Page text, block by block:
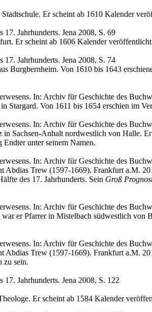
Er scheint ab 1610 Kalender
Jahrhunderts. Jena 2008, S. 69
Er scheint ab 1606 Kalender
Jahrhunderts. Jena 2008, S. 74
Burgbernheim. Von 1610 bis 1643
In: Archiv für Geschichte des
Stargard. Von 1611 bis 1654 erschien im
In: Archiv für Geschichte des
Sachsen-Anhalt nordwestlich von Halle.
unter seinem Namen.
In: Archiv für Geschichte des
Abdias Trew (1597-1669). Frankfurt a.M.
des 17. Jahrhunderts. Sein Groß
In: Archiv für Geschichte des
er Pfarrer in Mistelbach südwestlich von
In: Archiv für Geschichte des
Abdias Trew (1597-1669). Frankfurt a.M.
zu sein.
Jahrhunderts. Jena 2008, S. 122
Er scheint ab 1584 Kalender